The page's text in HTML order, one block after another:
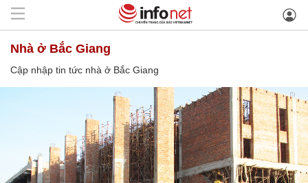
nhà ở Bắc Giang
Cập nhập tin tức nhà ở Bắc Giang